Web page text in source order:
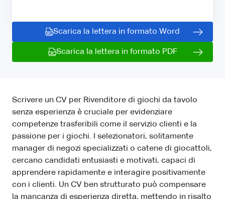
Scarica la lettera in formato Word
Scarica la lettera in formato PDF
Scrivere un CV per Rivenditore di giochi da tavolo
senza esperienza è cruciale per evidenziare
competenze trasferibili come il servizio clienti e la
passione per i giochi. I selezionatori, solitamente
manager di negozi specializzati o catene di giocattoli,
cercano candidati entusiasti e motivati, capaci di
apprendere rapidamente e interagire positivamente
con i clienti. Un CV ben strutturato può compensare
la mancanza di esperienza diretta, mettendo in risalto